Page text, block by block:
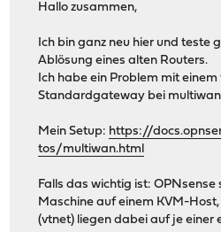
Hallo zusammen,
Ich bin ganz neu hier und teste
Ablösung eines alten Routers.
Ich habe ein Problem mit einem
Standardgateway bei
Mein Setup: https://
tos/multiwan.html
Falls das wichtig ist:
Maschine auf einem KVM-
(vtnet) liegen dabei auf je einer